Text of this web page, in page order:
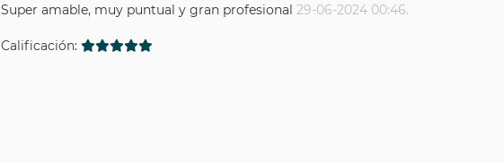
Super amable, muy puntual y gran profesional 29-06-2024 00:46.
Calificación: